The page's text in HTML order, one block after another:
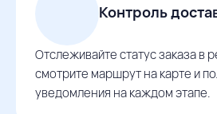
Контроль
Отслеживайте статус заказа в
смотрите маршрут на карте и
уведомления на каждом этапе.